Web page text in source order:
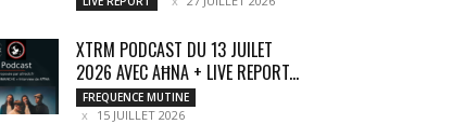
XTRM PODCAST DU 13 JUILET
2026 AVEC AĦNA + LIVE REPORT...
FREQUENCE MUTINE
15 JUILLET 2026